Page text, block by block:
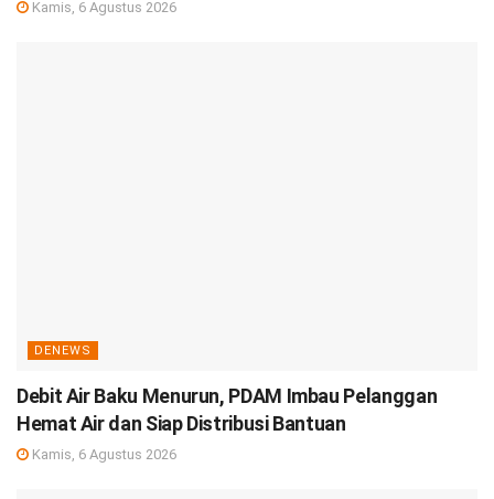
Kamis, 6 Agustus 2026
DENEWS
Debit Air Baku Menurun, PDAM Imbau Pelanggan
Hemat Air dan Siap Distribusi Bantuan
Kamis, 6 Agustus 2026